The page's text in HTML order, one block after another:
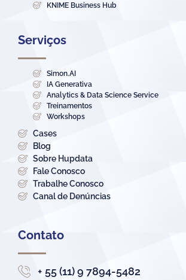
KNIME Business Hub
Serviços
Simon.AI
IA Generativa
Analytics & Data Science Service
Treinamentos
Workshops
Cases
Blog
Sobre Hupdata
Fale Conosco
Trabalhe Conosco
Canal de Denúncias
Contato
+ 55 (11) 9 7894-5482